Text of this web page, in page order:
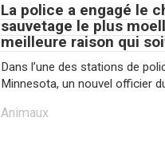
La police a engagé le
sauvetage le plus
meilleure raison qui
Dans l’une des stations de
Minnesota, un nouvel officier
Animaux